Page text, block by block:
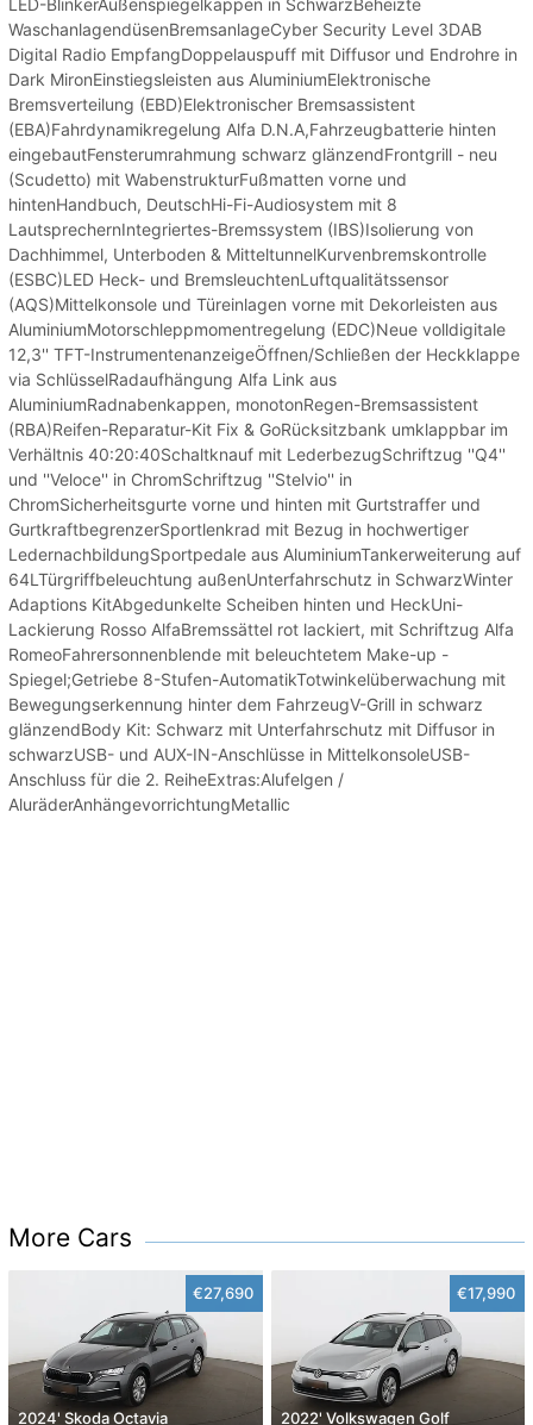
LED-BlinkerAußenspiegelkappen in SchwarzBeheizte
WaschanlagendüsenBremsanlageCyber Security Level 3DAB
Digital Radio EmpfangDoppelauspuff mit Diffusor und Endrohre in
Dark MironEinstiegsleisten aus AluminiumElektronische
Bremsverteilung (EBD)Elektronischer Bremsassistent
(EBA)Fahrdynamikregelung Alfa D.N.A,Fahrzeugbatterie hinten
eingebautFensterumrahmung schwarz glänzendFrontgrill - neu
(Scudetto) mit WabenstrukturFußmatten vorne und
hintenHandbuch, DeutschHi-Fi-Audiosystem mit 8
LautsprechernIntegriertes-Bremssystem (IBS)Isolierung von
Dachhimmel, Unterboden & MitteltunnelKurvenbremskontrolle
(ESBC)LED Heck- und BremsleuchtenLuftqualitätssensor
(AQS)Mittelkonsole und Türeinlagen vorne mit Dekorleisten aus
AluminiumMotorschleppmomentregelung (EDC)Neue volldigitale
12,3'' TFT-InstrumentenanzeigeÖffnen/Schließen der Heckklappe
via SchlüsselRadaufhängung Alfa Link aus
AluminiumRadnabenkappen, monotonRegen-Bremsassistent
(RBA)Reifen-Reparatur-Kit Fix & GoRücksitzbank umklappbar im
Verhältnis 40:20:40Schaltknauf mit LederbezugSchriftzug ''Q4''
und ''Veloce'' in ChromSchriftzug ''Stelvio'' in
ChromSicherheitsgurte vorne und hinten mit Gurtstraffer und
GurtkraftbegrenzerSportlenkrad mit Bezug in hochwertiger
LedernachbildungSportpedale aus AluminiumTankerweiterung auf
64LTürgriffbeleuchtung außenUnterfahrschutz in SchwarzWinter
Adaptions KitAbgedunkelte Scheiben hinten und HeckUni-
Lackierung Rosso AlfaBremssättel rot lackiert, mit Schriftzug Alfa
RomeoFahrersonnenblende mit beleuchtetem Make-up -
Spiegel;Getriebe 8-Stufen-AutomatikTotwinkelüberwachung mit
Bewegungserkennung hinter dem FahrzeugV-Grill in schwarz
glänzendBody Kit: Schwarz mit Unterfahrschutz mit Diffusor in
schwarzUSB- und AUX-IN-Anschlüsse in MittelkonsoleUSB-
Anschluss für die 2. ReiheExtras:Alufelgen /
AluräderAnhängevorrichtungMetallic
More Cars
€27,690
2024' Skoda Octavia
€17,990
2022' Volkswagen Golf